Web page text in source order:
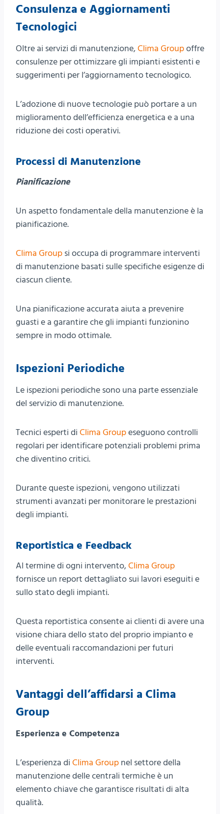
Consulenza e Aggiornamenti
Tecnologici
Oltre ai servizi di manutenzione,Clima Groupoffre
consulenze per ottimizzare gli impianti esistenti e
suggerimenti per l’aggiornamento tecnologico.
L’adozione di nuove tecnologie può portare a un
miglioramento dell’efficienza energetica e a una
riduzione dei costi operativi.
Processi di Manutenzione
Pianificazione
Un aspetto fondamentale della manutenzione è la
pianificazione.
Clima Group si occupa di programmare interventi
di manutenzione basati sulle specifiche esigenze di
ciascun cliente.
Una pianificazione accurata aiuta a prevenire
guasti e a garantire che gli impianti funzionino
sempre in modo ottimale.
Ispezioni Periodiche
Le ispezioni periodiche sono una parte essenziale
del servizio di manutenzione.
Tecnici esperti di Clima Groupeseguono controlli
regolari per identificare potenziali problemi prima
che diventino critici.
Durante queste ispezioni, vengono utilizzati
strumenti avanzati per monitorare le prestazioni
degli impianti.
Reportistica e Feedback
Al termine di ogni intervento,Clima Group
fornisce un report dettagliato sui lavori eseguiti e
sullo stato degli impianti.
Questa reportistica consente ai clienti di avere una
visione chiara dello stato del proprio impianto e
delle eventuali raccomandazioni per futuri
interventi.
Vantaggi dell’affidarsi a Clima
Group
Esperienza e Competenza
L’esperienza di Clima Group nel settore della
manutenzione delle centrali termiche è un
elemento chiave che garantisce risultati di alta
qualità.